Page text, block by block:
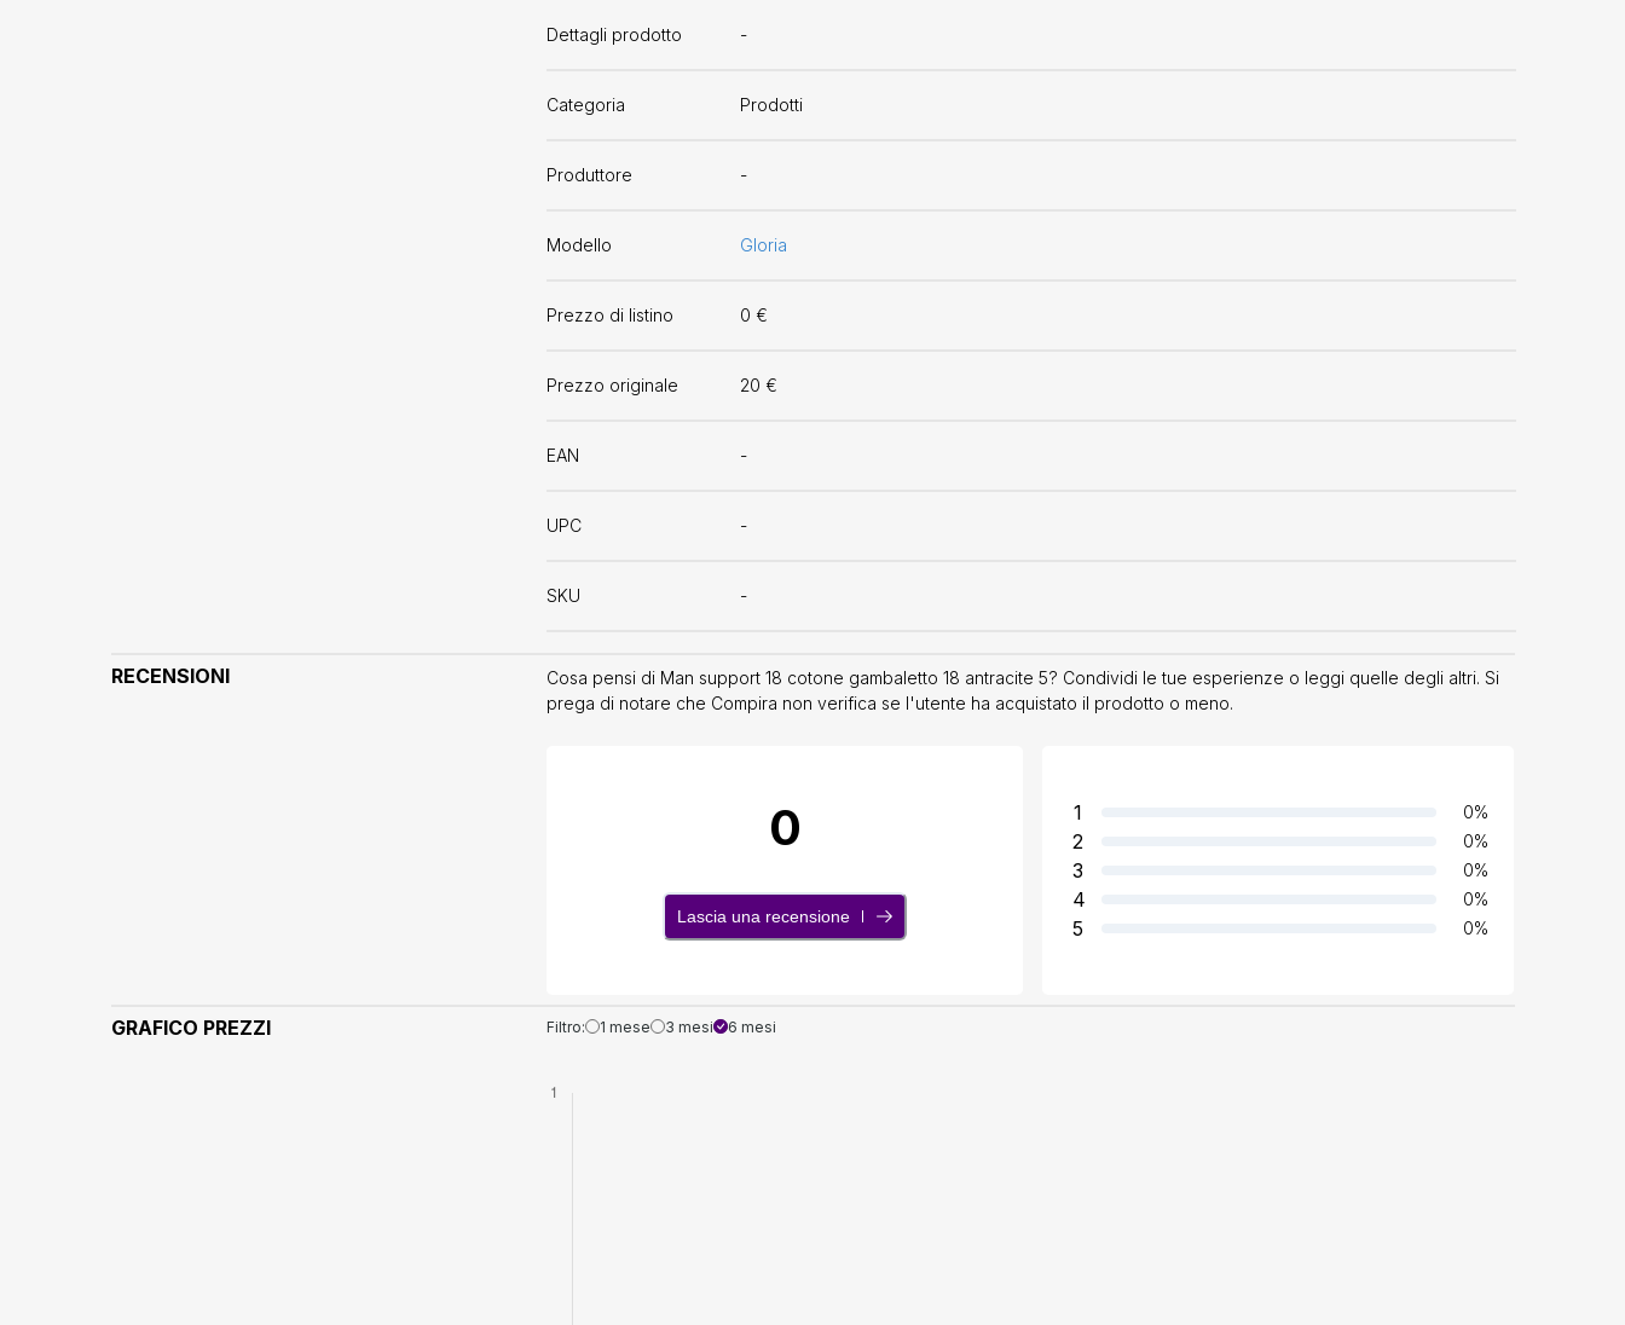
Dettagli prodotto -
Categoria Prodotti
Produttore -
Modello Gloria
Prezzo di listino 0 €
Prezzo originale 20 €
EAN -
UPC -
SKU -
RECENSIONI
Cosa pensi di Man support 18 cotone gambaletto 18 antracite 5? Condividi le tue esperienze o leggi quelle degli altri. Si
prega di notare che Compira non verifica se l'utente ha acquistato il prodotto o meno.
0
Lascia una recensione
1 0%
2 0%
3 0%
4 0%
5 0%
GRAFICO PREZZI Filtro: 1 mese 3 mesi 6 mesi